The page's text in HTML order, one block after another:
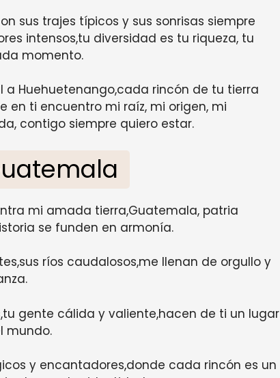
sus trajes típicos y sus sonrisas siempre
intensos,tu diversidad es tu riqueza, tu
momento.
a Huehuetenango,cada rincón de tu tierra
en ti encuentro mi raíz, mi origen, mi
contigo siempre quiero estar.
mi amada tierra,Guatemala, patria
se funden en armonía.
ríos caudalosos,me llenan de orgullo y
gente cálida y valiente,hacen de ti un lugar
mundo.
y encantadores,donde cada rincón es un